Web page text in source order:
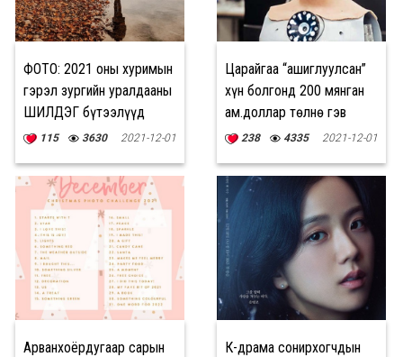
ФОТО: 2021 оны хуримын
гэрэл зургийн уралдааны
ШИЛДЭГ бүтээлүүд
115 3630 2021-12-01
Царайгаа “ашиглуулсан”
хүн болгонд 200 мянган
ам.доллар төлнө гэв
238 4335 2021-12-01
Арванхоёрдугаар сарын
К-драма сонирхогчдын